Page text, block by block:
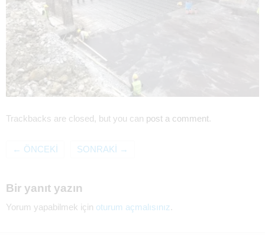
Trackbacks are closed, but you can post a comment.
← ÖNCEKI SONRAKI →
Bir yanıt yazın
Yorum yapabilmek için oturum açmalısınız.